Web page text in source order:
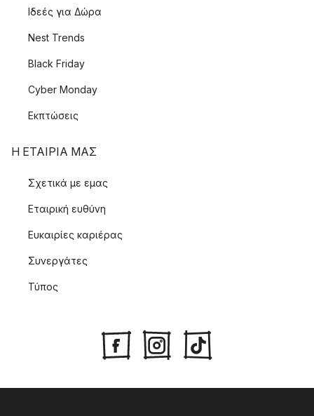
Ιδεές για Δώρα
Nest Trends
Black Friday
Cyber Monday
Εκπτώσεις
Η ΕΤΑΊΡΙΑ ΜΑΣ
Σχετικά με εμας
Εταιρική ευθύνη
Ευκαιρίες καριέρας
Συνεργάτες
Τύπος